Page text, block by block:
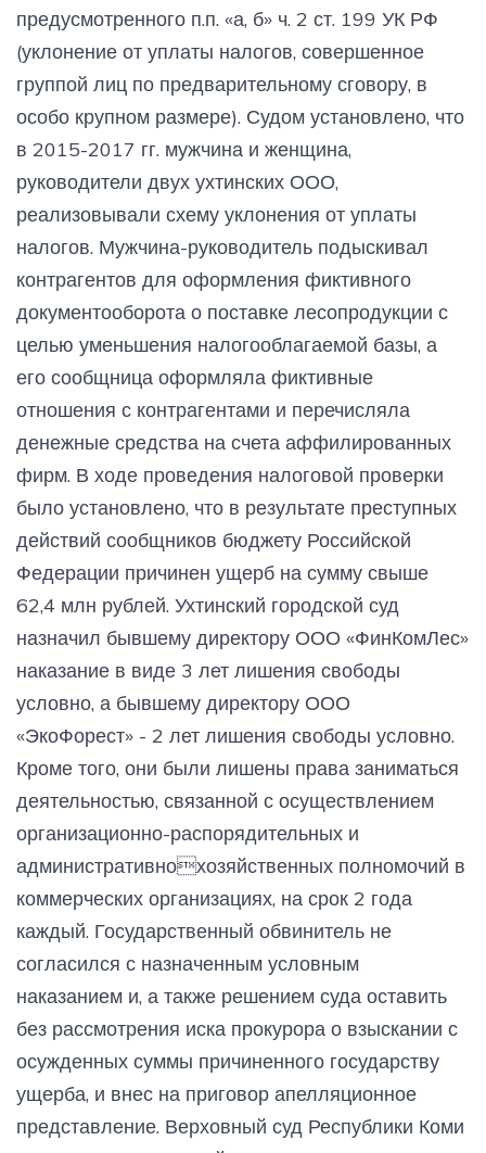
предусмотренного п.п. «а, б» ч. 2 ст. 199 УК РФ
(уклонение от уплаты налогов, совершенное
группой лиц по предварительному сговору, в
особо крупном размере). Судом установлено, что
в 2015-2017 гг. мужчина и женщина,
руководители двух ухтинских ООО,
реализовывали схему уклонения от уплаты
налогов. Мужчина-руководитель подыскивал
контрагентов для оформления фиктивного
документооборота о поставке лесопродукции с
целью уменьшения налогооблагаемой базы, а
его сообщница оформляла фиктивные
отношения с контрагентами и перечисляла
денежные средства на счета аффилированных
фирм. В ходе проведения налоговой проверки
было установлено, что в результате преступных
действий сообщников бюджету Российской
Федерации причинен ущерб на сумму свыше
62,4 млн рублей. Ухтинский городской суд
назначил бывшему директору ООО «ФинКомЛес»
наказание в виде 3 лет лишения свободы
условно, а бывшему директору ООО
«ЭкоФорест» - 2 лет лишения свободы условно.
Кроме того, они были лишены права заниматься
деятельностью, связанной с осуществлением
организационно-распорядительных и
административнохозяйственных полномочий в
коммерческих организациях, на срок 2 года
каждый. Государственный обвинитель не
согласился с назначенным условным
наказанием и, а также решением суда оставить
без рассмотрения иска прокурора о взыскании с
осужденных суммы причиненного государству
ущерба, и внес на приговор апелляционное
представление. Верховный суд Республики Коми